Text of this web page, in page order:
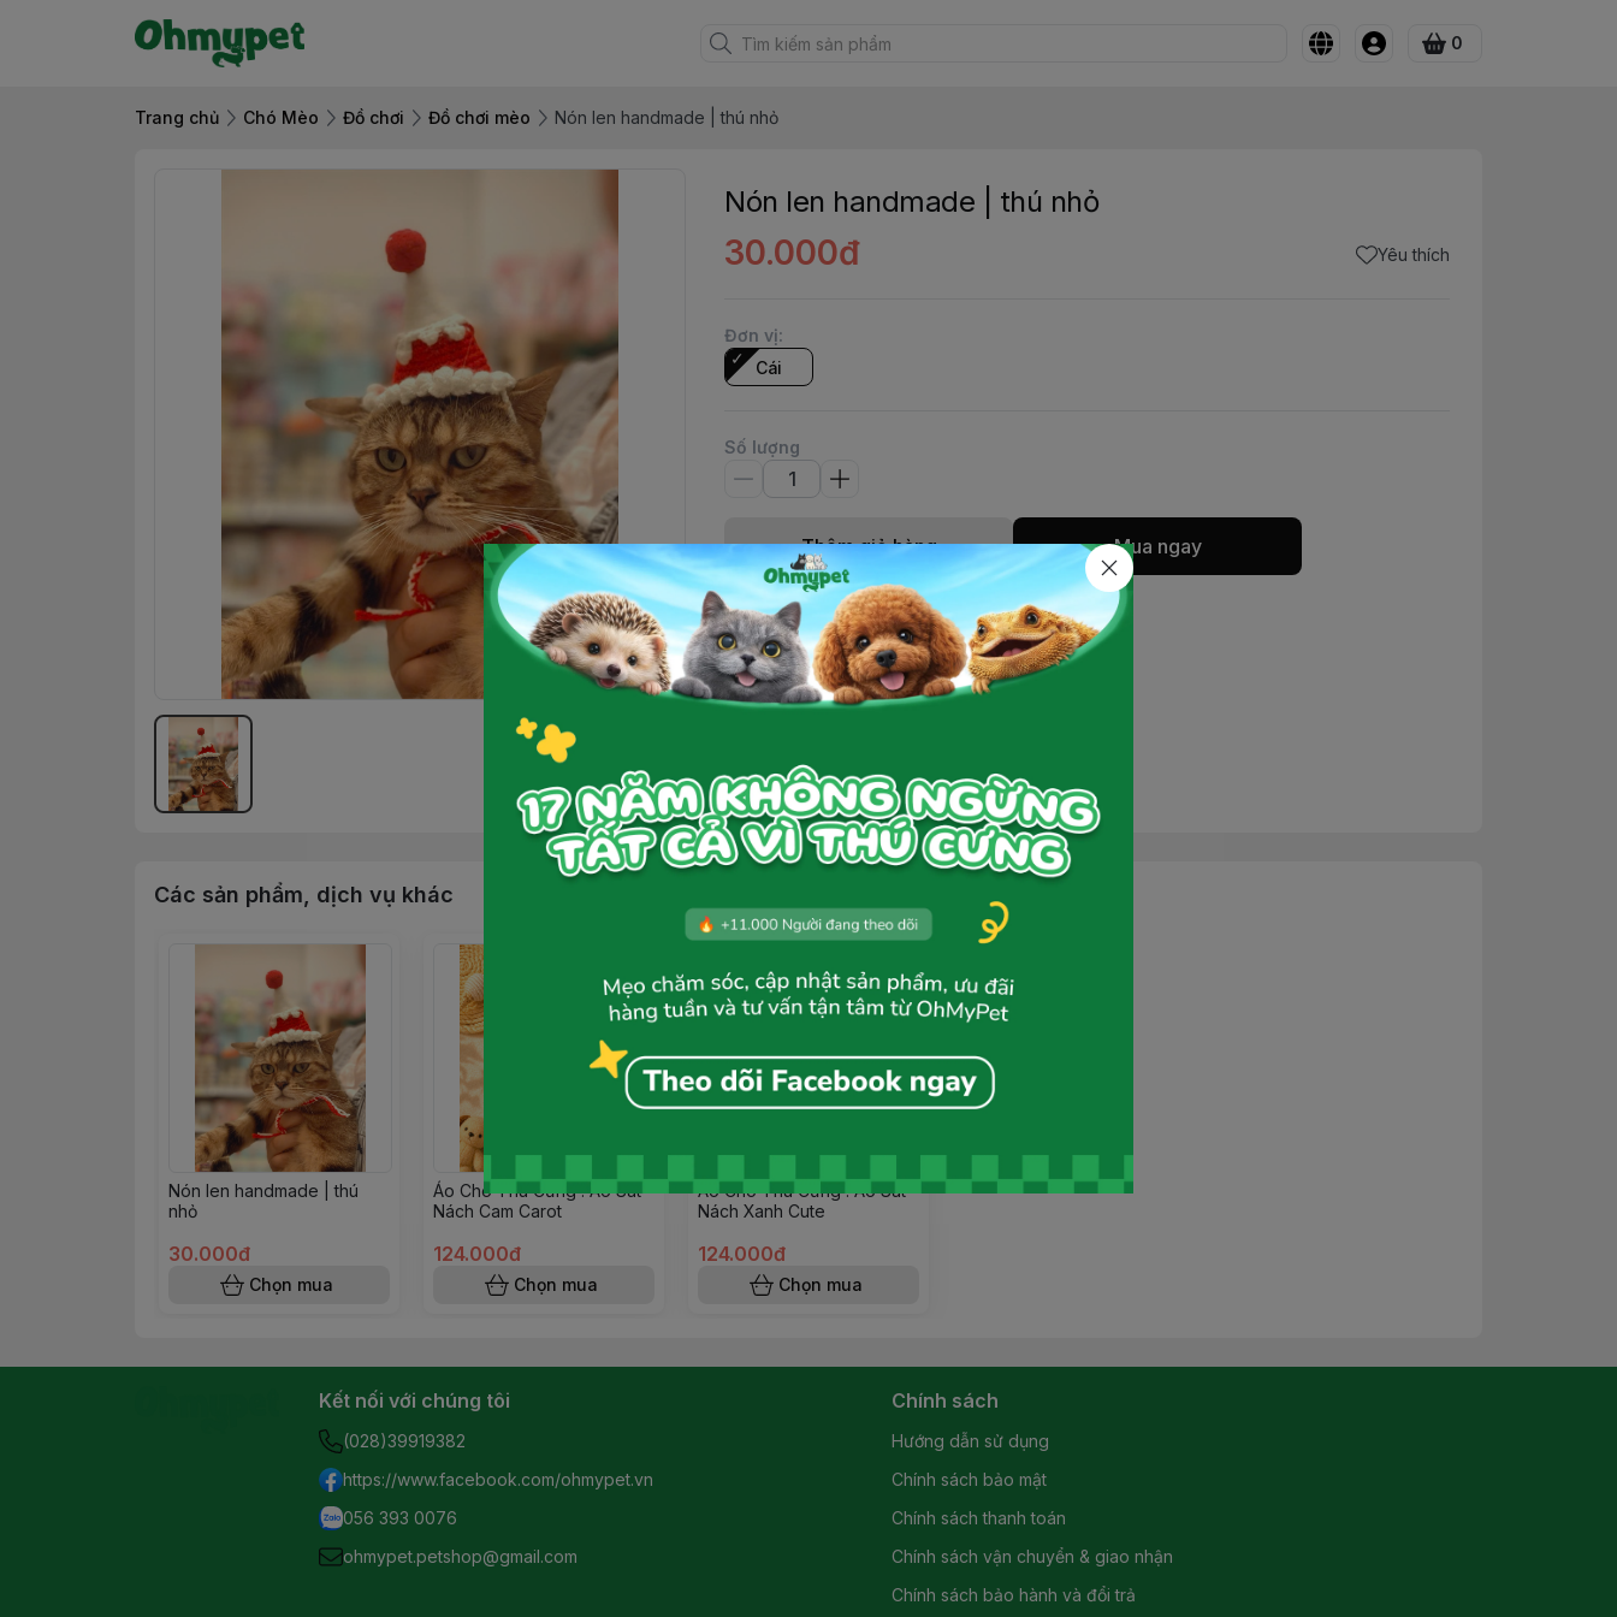
0
Trang chủ Chó Mèo Đồ chơi Đồ chơi mèo Nón len handmade | thú nhỏ
Nón len handmade | thú nhỏ
30.000đ Yêu thích
Đơn vị:
Cái
Số lượng
Thêm giỏ hàng Mua ngay
Các sản phẩm, dịch vụ khác
Nón len handmade | thú
nhỏ
30.000đ
Chọn mua
Áo Cho Thú Cưng : Áo Sát
Nách Cam Carot
124.000đ
Chọn mua
Áo Cho Thú Cưng : Áo Sát
Nách Xanh Cute
124.000đ
Chọn mua
Kết nối với chúng tôi
(028)39919382
https://www.facebook.com/ohmypet.vn
056 393 0076
ohmypet.petshop@gmail.com
Chính sách
Hướng dẫn sử dụng
Chính sách bảo mật
Chính sách thanh toán
Chính sách vận chuyển & giao nhận
Chính sách bảo hành và đổi trả